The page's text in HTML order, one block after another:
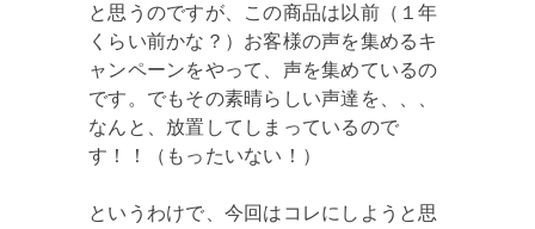
と思うのですが、この商品は以前（１年
くらい前かな？）お客様の声を集めるキ
ャンペーンをやって、声を集めているの
です。でもその素晴らしい声達を、、、
なんと、放置してしまっているので
す！！（もったいない！）
というわけで、今回はコレにしようと思